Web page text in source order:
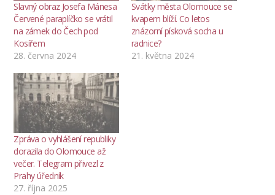
Slavný obraz Josefa Mánesa
Červené paraplíčko se vrátil
na zámek do Čech pod
Kosířem
28. června 2024
Svátky města Olomouce se
kvapem blíží. Co letos
znázorní písková socha u
radnice?
21. května 2024
Zpráva o vyhlášení republiky
dorazila do Olomouce až
večer. Telegram přivezl z
Prahy úředník
27. října 2025